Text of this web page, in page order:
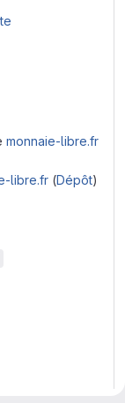
monnaie-libre.fr
libre.fr (Dépôt)